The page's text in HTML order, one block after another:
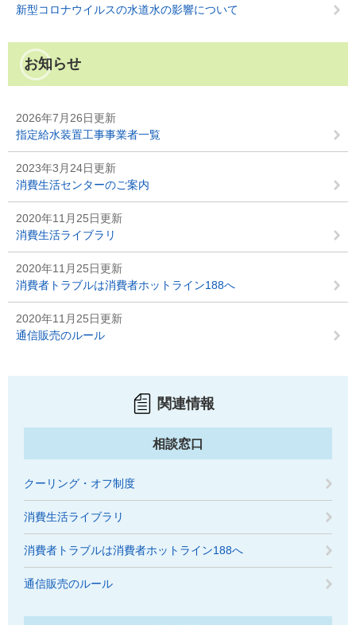
新型コロナウイルスの水道水の影響について
お知らせ
2026年7月26日更新
指定給水装置工事事業者一覧
2023年3月24日更新
消費生活センターのご案内
2020年11月25日更新
消費生活ライブラリ
2020年11月25日更新
消費者トラブルは消費者ホットライン188へ
2020年11月25日更新
通信販売のルール
関連情報
相談窓口
クーリング・オフ制度
消費生活ライブラリ
消費者トラブルは消費者ホットライン188へ
通信販売のルール